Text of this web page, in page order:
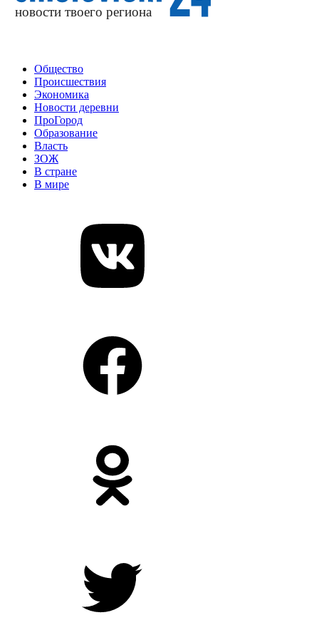
Общество
Происшествия
Экономика
Новости деревни
ПроГород
Образование
Власть
ЗОЖ
В стране
В мире